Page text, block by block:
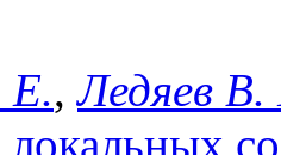
Е.,Ледяев В.